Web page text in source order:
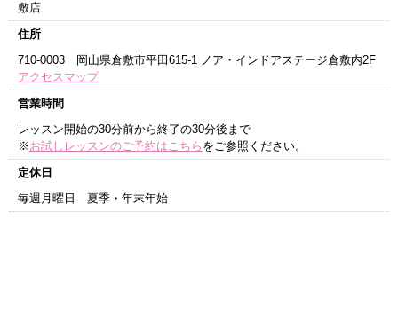
敷店
住所
710-0003 岡山県倉敷市平田615-1 ノア・インドアステージ倉敷内2F
アクセスマップ
営業時間
レッスン開始の30分前から終了の30分後まで
※ お試しレッスンのご予約はこちら をご参照ください。
定休日
毎週月曜日 夏季・年末年始